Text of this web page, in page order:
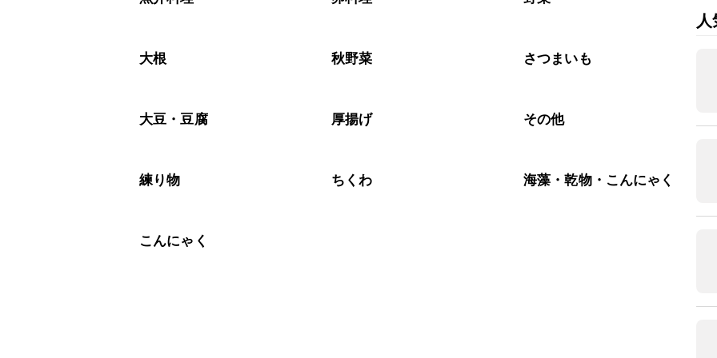
大根 秋野菜 さつまいも
大豆・豆腐 厚揚げ その他
練り物 ちくわ 海藻・乾物・こんにゃく
こんにゃく